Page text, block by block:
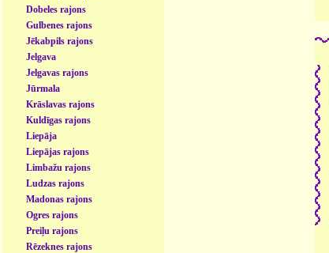
Dobeles rajons
Gulbenes rajons
Jēkabpils rajons
Jelgava
Jelgavas rajons
Jūrmala
Krāslavas rajons
Kuldīgas rajons
Liepāja
Liepājas rajons
Limbažu rajons
Ludzas rajons
Madonas rajons
Ogres rajons
Preiļu rajons
Rēzeknes rajons